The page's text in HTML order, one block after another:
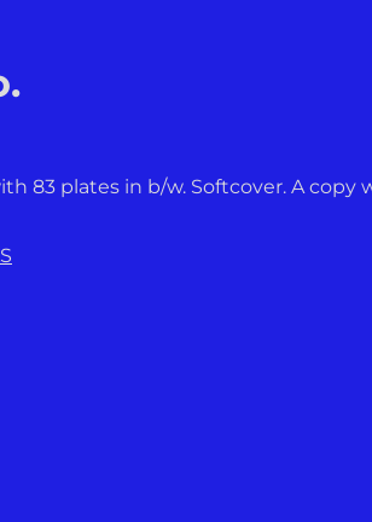
83 plates in b/w. Softcover. A